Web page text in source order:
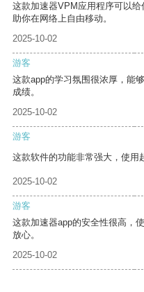
这款加速器VPM应用程序可以
助你在网络上自由移动。
2025-10-02
游客
这款app的学习氛围很浓厚，能
成绩。
2025-10-02
游客
这款软件的功能非常强大，使用
2025-10-02
游客
这款加速器app的安全性很高，
放心。
2025-10-02